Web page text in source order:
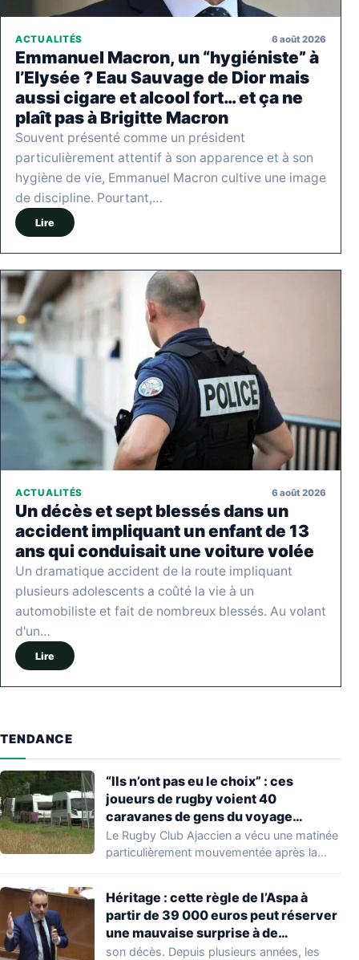
ACTUALITÉS 6 août 2026
Emmanuel Macron, un “hygiéniste” à
l’Elysée ? Eau Sauvage de Dior mais
aussi cigare et alcool fort… et ça ne
plaît pas à Brigitte Macron
Souvent présenté comme un président
particulièrement attentif à son apparence et à son
hygiène de vie, Emmanuel Macron cultive une image
de discipline. Pourtant,…
Lire
ACTUALITÉS 6 août 2026
Un décès et sept blessés dans un
accident impliquant un enfant de 13
ans qui conduisait une voiture volée
Un dramatique accident de la route impliquant
plusieurs adolescents a coûté la vie à un
automobiliste et fait de nombreux blessés. Au volant
d'un…
Lire
TENDANCE
“Ils n’ont pas eu le choix” : ces
joueurs de rugby voient 40
caravanes de gens du voyage
s’installer dans leur stade, ils les
délogent en moins d’1 heure
Le Rugby Club Ajaccien a vécu une matinée
particulièrement mouvementée après la
Héritage : cette règle de l’Aspa à
partir de 39 000 euros peut réserver
une mauvaise surprise à de
nombreuses familles
son décès. Depuis plusieurs années, les